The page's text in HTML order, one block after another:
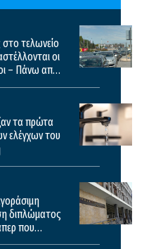
στο τελωνείο
οι
– Πάνω από
τα πρώτα
ελέγχων του
διπλώματος
που